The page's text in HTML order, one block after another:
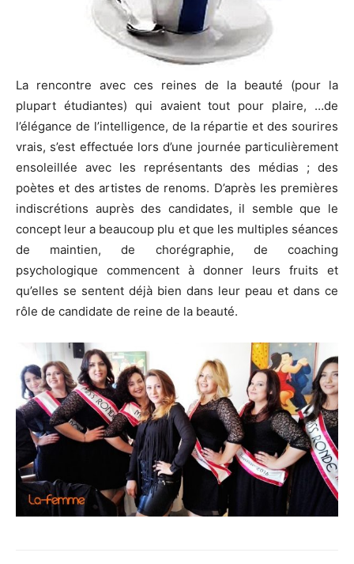
La rencontre avec ces reines de la beauté (pour la
plupart étudiantes) qui avaient tout pour plaire, …de
l’élégance de l’intelligence, de la répartie et des sourires
vrais, s’est effectuée lors d’une journée particulièrement
ensoleillée avec les représentants des médias ; des
poètes et des artistes de renoms. D’après les premières
indiscrétions auprès des candidates, il semble que le
concept leur a beaucoup plu et que les multiples séances
de maintien, de chorégraphie, de coaching
psychologique commencent à donner leurs fruits et
qu’elles se sentent déjà bien dans leur peau et dans ce
rôle de candidate de reine de la beauté.